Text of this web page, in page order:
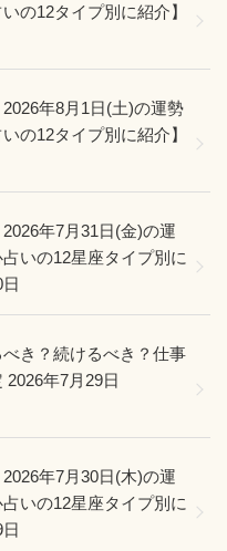
の12タイプ別に紹介】
2026年8月1日(土)の運勢
の12タイプ別に紹介】
2026年7月31日(金)の運
いの12星座タイプ別に
き？続けるべき？仕事
2026年7月29日
2026年7月30日(木)の運
いの12星座タイプ別に